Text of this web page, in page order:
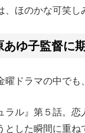
、ほのかな可笑し
ゆ子監督に
曜ドラマの中でも
ラル』第５話。
とした瞬間に重ね